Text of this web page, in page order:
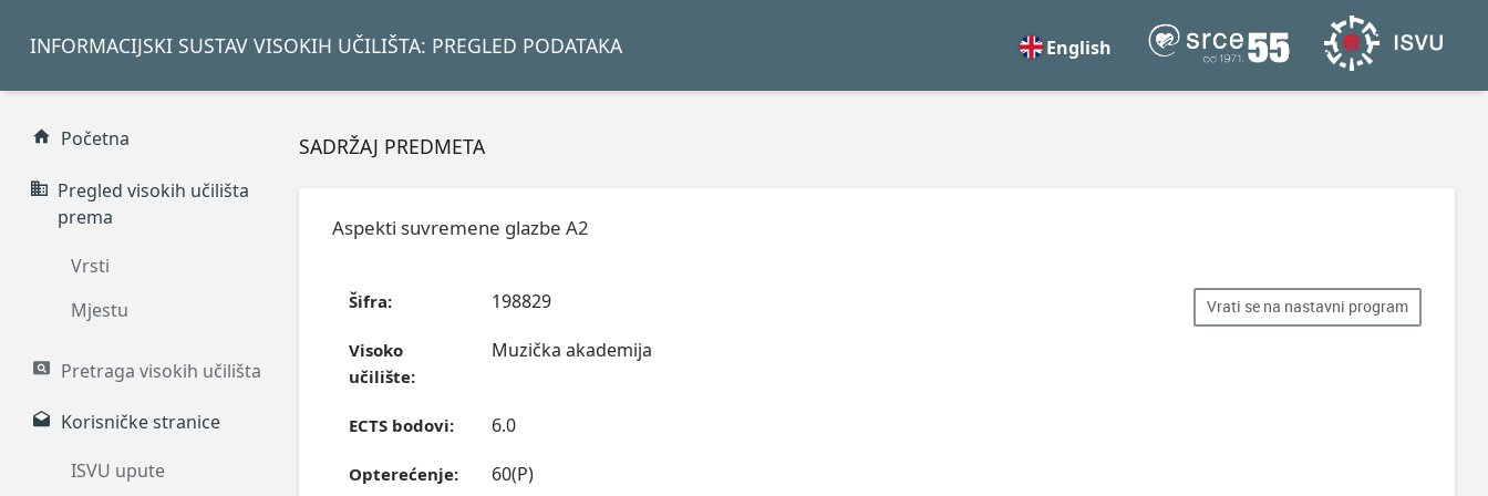
INFORMACIJSKI SUSTAV VISOKIH UČILIŠTA: PREGLED PODATAKA English
Početna
Pregled visokih učilišta
prema
Vrsti
Mjestu
Pretraga visokih učilišta
Korisničke stranice
ISVU upute
SADRŽAJ PREDMETA
Aspekti suvremene glazbe A2
Vrati se na nastavni program
Šifra: 198829
Visoko
učilište:
Muzička akademija
ECTS bodovi: 6.0
Opterećenje: 60(P)